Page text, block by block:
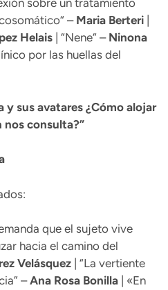
sobre un tratamiento
– Maria Berteri
Helais | “Nene“ – Ninona
por las huellas del
y sus avatares ¿Cómo alojar
nos consulta?”
que el sujeto vive
hacia el camino del
Velásquez
| “La vertiente
–Ana Rosa Bonilla
| «En